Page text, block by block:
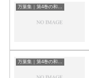
万葉集｜第4巻の和歌一覧
万葉集｜第4巻の和歌一覧